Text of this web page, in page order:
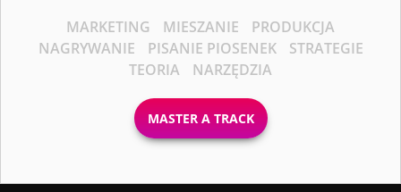
MARKETING MIESZANIE
PRODUKCJA
NAGRYWANIE
PISANIE PIOSENEK
STRATEGIE
TEORIA
NARZĘDZIA
MASTER A TRACK